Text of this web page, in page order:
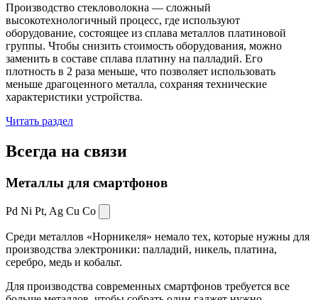
Производство стекловолокна — сложный
высокотехнологичный процесс, где используют
оборудование, состоящее из сплава металлов платиновой
группы. Чтобы снизить стоимость оборудования, можно
заменить в составе сплава платину на палладий. Его
плотность в 2 раза меньше, что позволяет использовать
меньше драгоценного металла, сохраняя технические
характеристики устройства.
Читать раздел
Всегда на связи
Металлы для смартфонов
Pd Ni Pt, Ag Cu Co
Среди металлов «Норникеля» немало тех, которые нужны для
производства электроники: палладий, никель, платина,
серебро, медь и кобальт.
Для производства современных смартфонов требуется все